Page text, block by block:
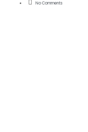
No Comments